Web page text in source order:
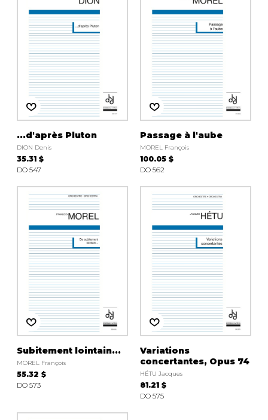
...d'après Pluton
DION Denis
35.31 $
DO 547
Passage à l'aube
MOREL François
100.05 $
DO 562
Subitement lointain...
MOREL François
55.32 $
DO 573
Variations
concertantes, Opus 74
HÉTU Jacques
81.21 $
DO 575